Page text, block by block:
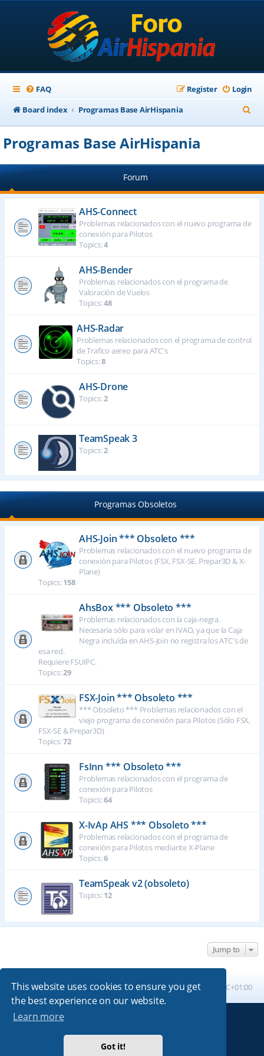
This website uses cookies to ensure you get
the best experience on our website.
Learn more
Got it!
FAQ Login
Register
Board index
Programas Base AirHispania
e
h
Programas Base AirHispania
Forum
AHS-Connect
Problemas relacionados con el nuevo programa de
conexión para Pilotos
Topics:4
AHS-Bender
Problemas relacionados con el programa de
Valoración de Vuelos
Topics:48
AHS-Radar
Problemas relacionados con el programa de control
de Trafico aereo para ATC's
Topics:8
AHS-Drone
Topics:2
TeamSpeak 3
Topics:2
Programas Obsoletos
AHS-Join *** Obsoleto ***
Problemas relacionados con el nuevo programa de
conexión para Pilotos (FSX, FSX-SE, Prepar3D & X-
Plane)
Topics:158
AhsBox *** Obsoleto ***
Problemas relacionados con la caja-negra.
Necesaria sólo para volar en IVAO, ya que la Caja
Negra incluída en AHS-Join no registra los ATC's de
esa red.
Requiere FSUIPC.
Topics:29
FSX-Join *** Obsoleto ***
*** Obsoleto *** Problemas relacionados con el
viejo programa de conexión para Pilotos (Sólo FSX,
FSX-SE & Prepar3D)
Topics:72
FsInn *** Obsoleto ***
Problemas relacionados con el programa de
conexión para Pilotos
Topics:64
X-IvAp AHS *** Obsoleto ***
Problemas relacionados con el programa de
conexión para Pilotos mediante X-Plane
Topics:6
TeamSpeak v2 (obsoleto)
Topics:12
Jump to
Board index All times are UTC+01:00
Absolution style by
Premium phpBB Styles